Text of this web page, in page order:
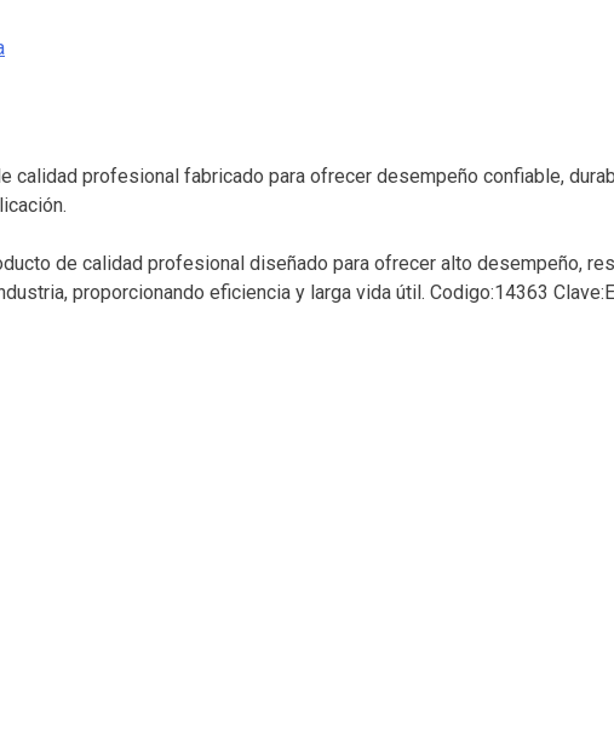
calidad profesional fabricado para ofrecer desempeño confiable,
de calidad profesional diseñado para ofrecer alto desempeño,
proporcionando eficiencia y larga vida útil. Codigo:14363